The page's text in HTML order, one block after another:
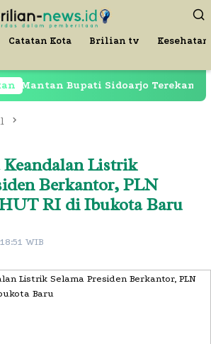
Catatan Kota Brilian tv Kesehatan
Bupati Sidoarjo Terekam di
Keandalan Listrik
Berkantor, PLN
RI di Ibukota Baru
WIB